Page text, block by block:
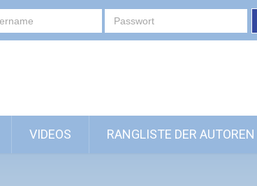
VIDEOS RANGLISTE DER AUTOREN